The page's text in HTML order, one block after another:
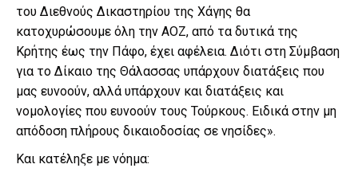
του Διεθνούς Δικαστηρίου της Χάγης θα
κατοχυρώσουμε όλη την ΑΟΖ, από τα δυτικά της
Κρήτης έως την Πάφο, έχει αφέλεια. Διότι στη Σύμβαση
για το Δίκαιο της Θάλασσας υπάρχουν διατάξεις που
μας ευνοούν, αλλά υπάρχουν και διατάξεις και
νομολογίες που ευνοούν τους Τούρκους. Ειδικά στην μη
απόδοση πλήρους δικαιοδοσίας σε νησίδες».
Και κατέληξε με νόημα: